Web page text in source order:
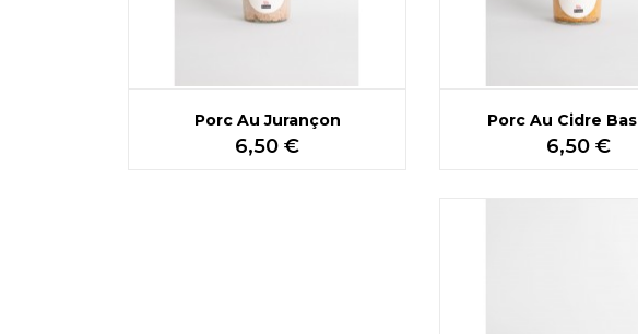
Porc Au Jurançon
Prix
6,50 €
Porc Au Cidre
Prix
6,50 €